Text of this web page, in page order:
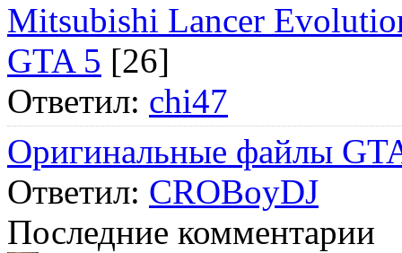
Mitsubishi Lancer
GTA 5 [26]
Ответил: chi47
Оригинальные файлы
Ответил: CROBoyDJ
Последние комментарии